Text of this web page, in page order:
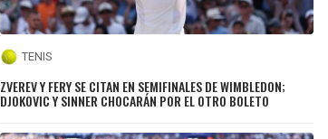
TENIS
ZVEREV Y FERY SE CITAN EN SEMIFINALES DE WIMBLEDON;
DJOKOVIC Y SINNER CHOCARÁN POR EL OTRO BOLETO